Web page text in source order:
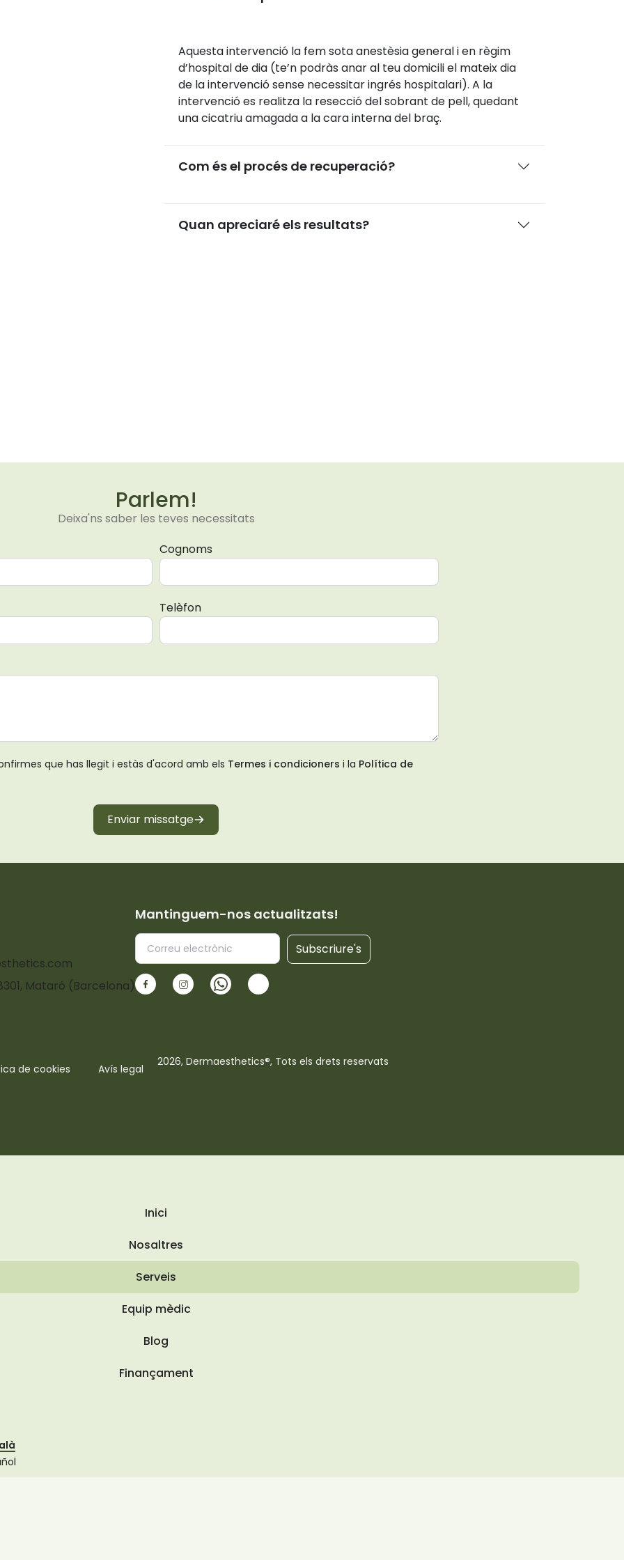
Aquesta intervenció la fem sota anestèsia general i en règim
d’hospital de dia (te’n podràs anar al teu domicili el mateix dia
de la intervenció sense necessitar ingrés hospitalari). A la
intervenció es realitza la resecció del sobrant de pell, quedant
una cicatriu amagada a la cara interna del braç.
Com és el procés de recuperació?
Quan apreciaré els resultats?
Parlem!
Deixa'ns saber les teves necessitats
Cognoms
Telèfon
que has llegit i estàs d'acord amb els Termes i condicioners i la Política de
Enviar missatge
Mataró (Barcelona)
Mantinguem-nos actualitzats!
Subscriure's
de cookies Avís legal
2026, Dermaesthetics®, Tots els drets reservats
Inici
Nosaltres
Serveis
Equip mèdic
Blog
Finançament